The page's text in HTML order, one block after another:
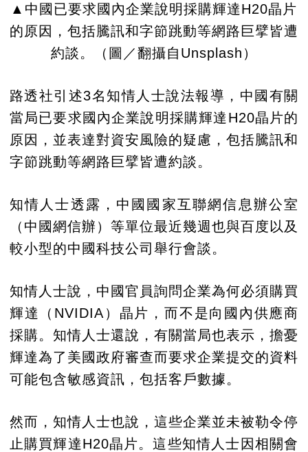
▲中國已要求國內企業說明採購輝達H20晶片
的原因，包括騰訊和字節跳動等網路巨擘皆遭
約談。（圖／翻攝自Unsplash）
路透社引述3名知情人士說法報導，中國有關
當局已要求國內企業說明採購輝達H20晶片的
原因，並表達對資安風險的疑慮，包括騰訊和
字節跳動等網路巨擘皆遭約談。
知情人士透露，中國國家互聯網信息辦公室
（中國網信辦）等單位最近幾週也與百度以及
較小型的中國科技公司舉行會談。
知情人士說，中國官員詢問企業為何必須購買
輝達（NVIDIA）晶片，而不是向國內供應商
採購。知情人士還說，有關當局也表示，擔憂
輝達為了美國政府審查而要求企業提交的資料
可能包含敏感資訊，包括客戶數據。
然而，知情人士也說，這些企業並未被勒令停
止購買輝達H20晶片。這些知情人士因相關會